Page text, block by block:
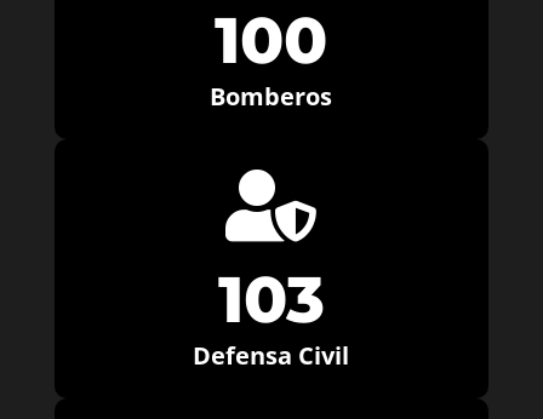
100
Bomberos

103
Defensa Civil